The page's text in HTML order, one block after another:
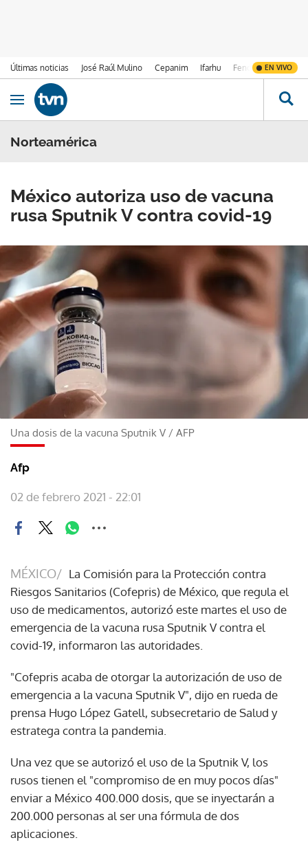
Últimas noticias José Raúl Mulino Cepanim Ifarhu Fenómeno de El
EN VIVO
Ir al contenido
Obrir navegació
Norteamérica
México autoriza uso de vacuna
rusa Sputnik V contra covid-19
Una dosis de la vacuna Sputnik V / AFP
Afp
02 de febrero 2021 - 22:01
MÉXICO/ La Comisión para la Protección contra
Riesgos Sanitarios (Cofepris) de México, que regula el
uso de medicamentos, autorizó este martes el uso de
emergencia de la vacuna rusa Sputnik V contra el
covid-19, informaron las autoridades.
"Cofepris acaba de otorgar la autorización de uso de
emergencia a la vacuna Sputnik V", dijo en rueda de
prensa Hugo López Gatell, subsecretario de Salud y
estratega contra la pandemia.
Una vez que se autorizó el uso de la Sputnik V, los
rusos tienen el "compromiso de en muy pocos días"
enviar a México 400.000 dosis, que se inyectarán a
200.000 personas al ser una fórmula de dos
aplicaciones.